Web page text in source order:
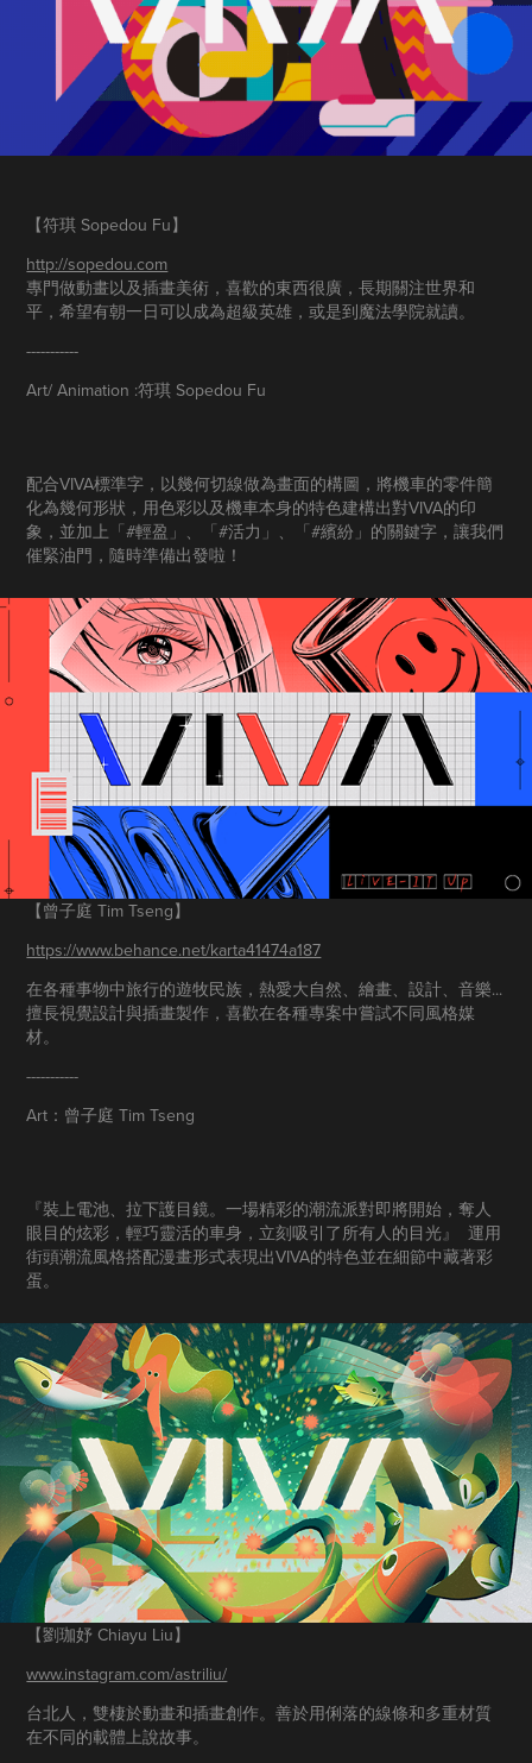
【符琪 Sopedou Fu​​​​​​​】
http://sopedou.com
專門做動畫以及插畫美術，喜歡的東西很廣，長期關注世界和
平，希望有朝一日可以成為超級英雄，或是到魔法學院就讀。
-----------
Art/ Animation :符琪 Sopedou Fu
配合VIVA標準字，以幾何切線做為畫面的構圖，將機車的零件簡
化為幾何形狀，用色彩以及機車本身的特色建構出對VIVA的印
象，並加上「#輕盈」、「#活力」、「#繽紛」的關鍵字，讓我們
催緊油門，隨時準備出發啦！
【曾子庭 Tim Tseng】
https://www.behance.net/karta41474a187
在各種事物中旅行的遊牧民族，熱愛大自然、繪畫、設計、音樂...
擅長視覺設計與插畫製作，喜歡在各種專案中嘗試不同風格媒
材。
-----------
Art：曾子庭 Tim Tseng
『裝上電池、拉下護目鏡。一場精彩的潮流派對即將開始，奪人
眼目的炫彩，輕巧靈活的車身，立刻吸引了所有人的目光』運用
街頭潮流風格搭配漫畫形式表現出VIVA的特色並在細節中藏著彩
蛋。
【劉珈妤 Chiayu Liu】
www.instagram.com/astriliu/
台北人，雙棲於動畫和插畫創作。善於用俐落的線條和多重材質
在不同的載體上說故事。